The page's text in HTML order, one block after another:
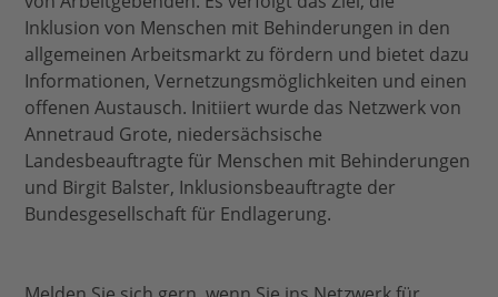
Inklusion von Menschen mit Behinderungen in den
allgemeinen Arbeitsmarkt zu fördern und bietet dazu
Informationen, Vernetzungsmöglichkeiten und einen
offenen Austausch. Initiiert wurde das Netzwerk von
Annetraud Grote, niedersächsische
Landesbeauftragte für Menschen mit Behinderungen
und Birgit Balster, Inklusionsbeauftragte der
Bundesgesellschaft für Endlagerung.